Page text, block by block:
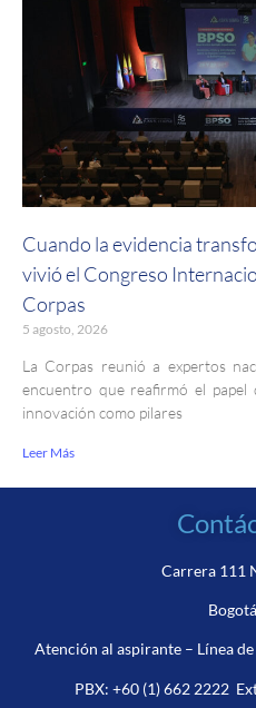
Cuando la evidencia
vivió el Congreso
Corpas
5 agosto, 2026
La Corpas reunió a expertos
encuentro que reafirmó el papel
innovación como pilares
Leer Más
Carrera 111
Atención al aspirante – Línea
PBX: +60 (1) 662 2222